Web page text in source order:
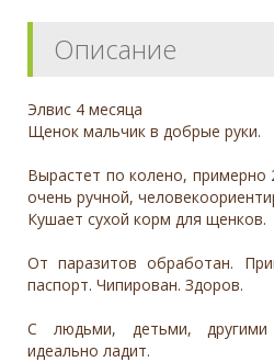
Описание
Элвис 4 месяца
Щенок мальчик в добрые руки.
Вырастет по колено, примерно
очень ручной,
Кушает сухой корм для щенков.
От паразитов обработан.
паспорт. Чипирован. Здоров.
С людьми, детьми,
идеально ладит.